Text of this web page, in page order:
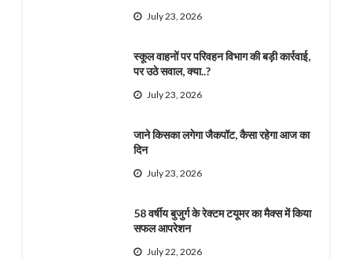
July 23, 2026
स्कूल वाहनों पर परिवहन विभाग की बड़ी कार्रवाई,
पर उठे सवाल, क्या..?
July 23, 2026
जाने किसका लगेगा जैकपॉट, कैसा रहेगा आज का
दिन
July 23, 2026
58 वर्षीय बुजुर्ग के रेक्टम टयूमर का मैक्स में किया
सफल आपरेशन
July 22, 2026